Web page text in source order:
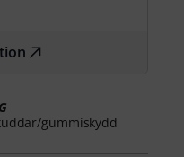
gummiskydd